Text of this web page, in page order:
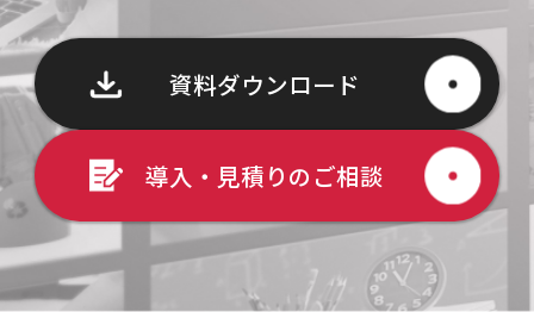
資料ダウンロード
導入・見積りのご相談